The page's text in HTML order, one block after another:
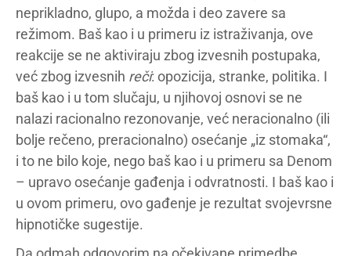
neprikladno, glupo, a možda i deo zavere sa
režimom. Baš kao i u primeru iz istraživanja, ove
reakcije se ne aktiviraju zbog izvesnih postupaka,
već zbog izvesnih reči: opozicija, stranke, politika. I
baš kao i u tom slučaju, u njihovoj osnovi se ne
nalazi racionalno rezonovanje, već neracionalno (ili
bolje rečeno, preracionalno) osećanje „iz stomaka“,
i to ne bilo koje, nego baš kao i u primeru sa Denom
– upravo osećanje gađenja i odvratnosti. I baš kao i
u ovom primeru, ovo gađenje je rezultat svojevrsne
hipnotičke sugestije.